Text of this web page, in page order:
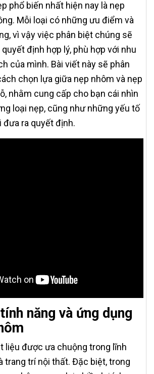
phổ biến nhất hiện nay là nẹp
Mỗi loại có những ưu điểm và
vì vậy việc phân biệt chúng sẽ
định hợp lý, phù hợp với nhu
của mình. Bài viết này sẽ phân
chọn lựa giữa nẹp nhôm và nẹp
nhằm cung cấp cho bạn cái nhìn
loại nẹp, cũng như những yếu tố
đưa ra quyết định.
năng và ứng dụng
liệu được ưa chuộng trong lĩnh
trang trí nội thất. Đặc biệt, trong